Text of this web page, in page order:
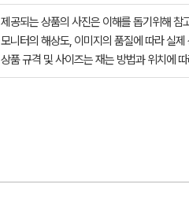
제공되는 상품의 사진은 이해를 돕기위해 참
모니터의 해상도, 이미지의 품질에 따라 실
상품 규격 및 사이즈는 재는 방법과 위치에